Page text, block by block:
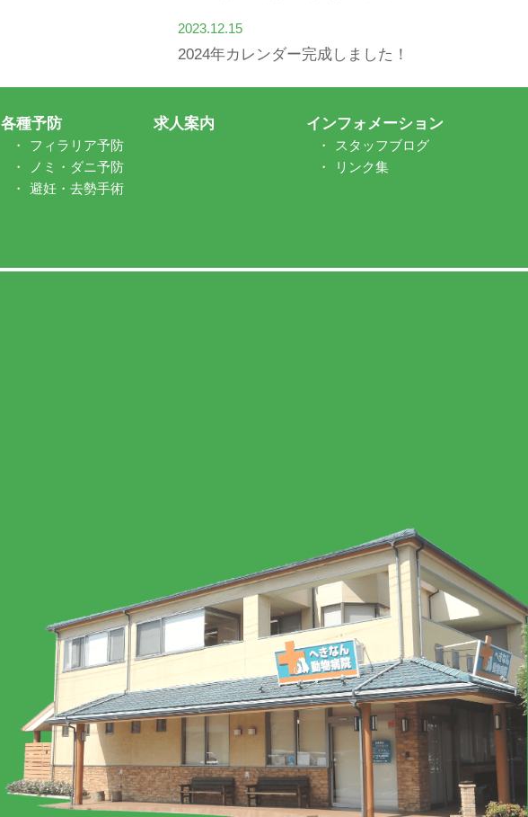
2023.12.15
2024年カレンダー完成しました！
各種予防
フィラリア予防
ノミ・ダニ予防
避妊・去勢手術
求人案内 インフォメーション
スタッフブログ
リンク集